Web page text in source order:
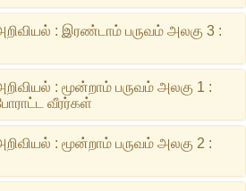
: இரண்டாம் பருவம் அலகு 3 :
: மூன்றாம் பருவம் அலகு 1 :
வீரர்கள்
: மூன்றாம் பருவம் அலகு 2 :